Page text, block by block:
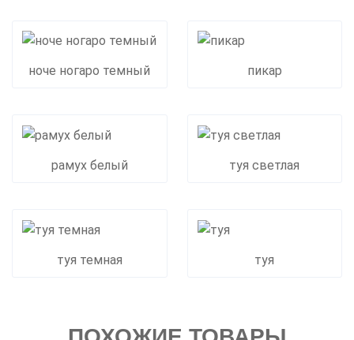
ноче ногаро темный пикар
рамух белый туя светлая
туя темная туя